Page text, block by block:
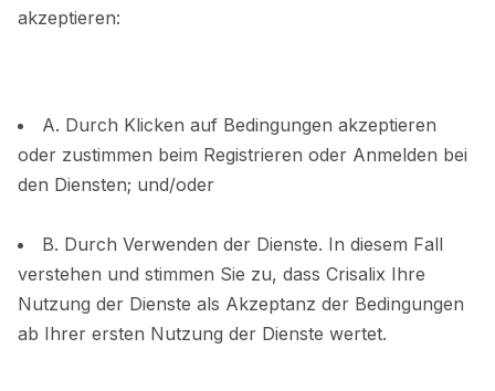
akzeptieren:
A. Durch Klicken auf Bedingungen akzeptieren
oder zustimmen beim Registrieren oder Anmelden bei
den Diensten; und/oder
B. Durch Verwenden der Dienste. In diesem Fall
verstehen und stimmen Sie zu, dass Crisalix Ihre
Nutzung der Dienste als Akzeptanz der Bedingungen
ab Ihrer ersten Nutzung der Dienste wertet.